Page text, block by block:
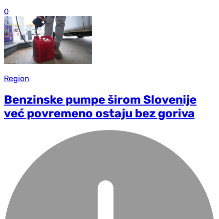
0
Region
Benzinske pumpe širom Slovenije
već povremeno ostaju bez goriva